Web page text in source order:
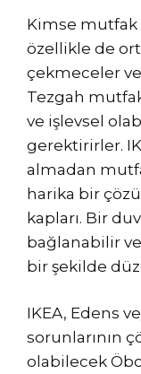
Kimse mutfak
özellikle de
çekmeceler
Tezgah
ve işlevsel
gerektirirler.
almadan
harika bir
kapları. Bir
bağlanabilir
bir şekilde
IKEA, Edens
sorunlarının
olabilecek